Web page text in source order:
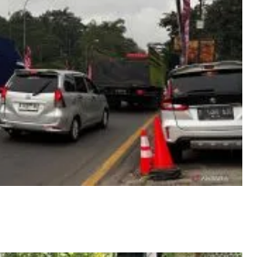
naik saat libur